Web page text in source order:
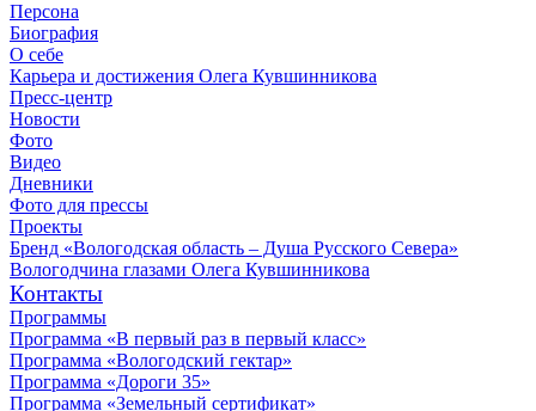
Персона
Биография
О себе
Карьера и достижения Олега Кувшинникова
Пресс-центр
Новости
Фото
Видео
Дневники
Фото для прессы
Проекты
Бренд «Вологодская область – Душа Русского Севера»
Вологодчина глазами Олега Кувшинникова
Контакты
Программы
Программа «В первый раз в первый класс»
Программа «Вологодский гектар»
Программа «Дороги 35»
Программа «Земельный сертификат»